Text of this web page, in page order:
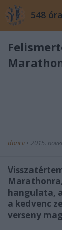
548
doncii • 2015.
hangulata,
a kedvenc
verseny